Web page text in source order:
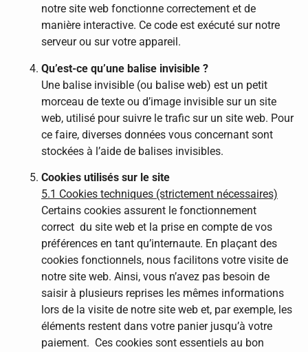
notre site web fonctionne correctement et de
manière interactive. Ce code est exécuté sur notre
serveur ou sur votre appareil.
Qu’est-ce qu’une balise invisible ?
Une balise invisible (ou balise web) est un petit
morceau de texte ou d’image invisible sur un site
web, utilisé pour suivre le trafic sur un site web. Pour
ce faire, diverses données vous concernant sont
stockées à l’aide de balises invisibles.
Cookies utilisés sur le site
5.1 Cookies techniques (strictement nécessaires)
Certains cookies assurent le fonctionnement
correct du site web et la prise en compte de vos
préférences en tant qu’internaute. En plaçant des
cookies fonctionnels, nous facilitons votre visite de
notre site web. Ainsi, vous n’avez pas besoin de
saisir à plusieurs reprises les mêmes informations
lors de la visite de notre site web et, par exemple, les
éléments restent dans votre panier jusqu’à votre
paiement. Ces cookies sont essentiels au bon